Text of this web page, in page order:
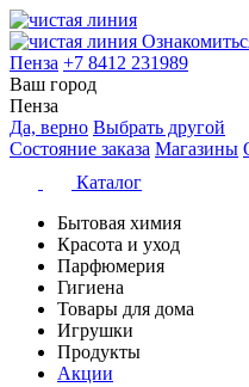
Пенза +7 8412 231989
Ваш город
Пенза
Да, верно Выбрать другой
Состояние заказа Магазины
Каталог
Бытовая химия
Красота и уход
Парфюмерия
Гигиена
Товары для дома
Игрушки
Продукты
Акции